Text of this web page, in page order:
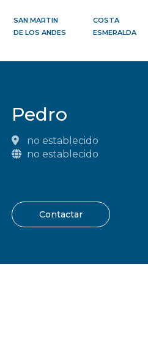
SAN MARTIN
DE LOS ANDES
COSTA
ESMERALDA
Pedro
no establecido
no establecido
Contactar